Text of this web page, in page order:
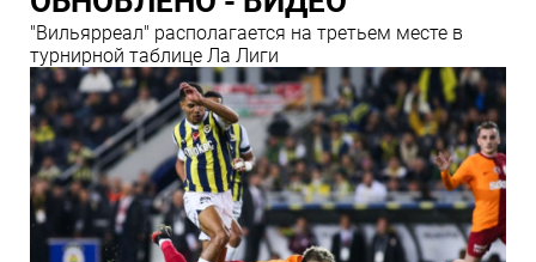
"Вильярреал" располагается на третьем месте в
турнирной таблице Ла Лиги